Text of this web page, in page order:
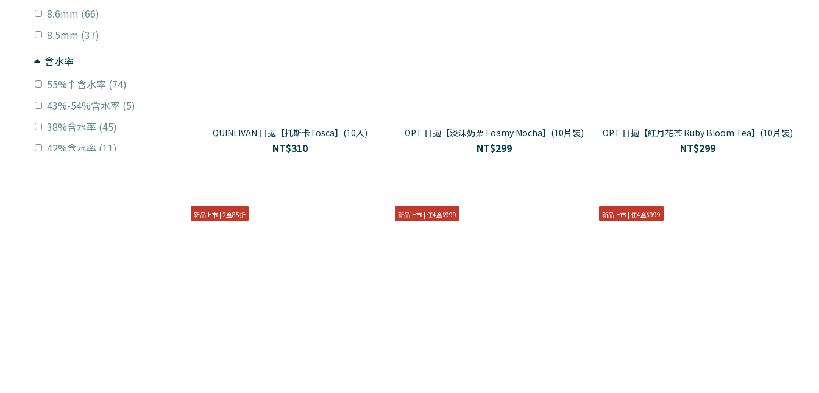
8.6mm (66)
8.5mm (37)
含水率
55%↑含水率 (74)
43%-54%含水率 (5)
38%含水率 (45)
42%含水率 (11)
QUINLIVAN 日拋【托斯卡Tosca】(10入)
NT$310
OPT 日拋【淡沫奶栗 Foamy Mocha】(10片裝)
NT$299
OPT 日拋【紅月花茶 Ruby Bloom Tea】(10片裝)
NT$299
新品上市 | 2盒85折 新品上市 | 任4盒$999 新品上市 | 任4盒$999